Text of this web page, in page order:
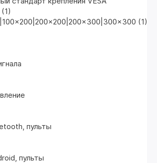
1)
(1)
пульты
пульты